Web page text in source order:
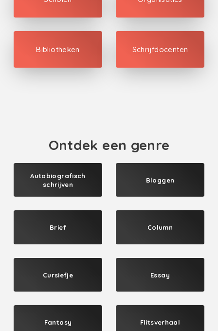
Bibliotheken Schrijfdocenten
Ontdek een genre
Autobiografisch
schrijven
Bloggen
Brief Column
Cursiefje Essay
Fantasy Flitsverhaal